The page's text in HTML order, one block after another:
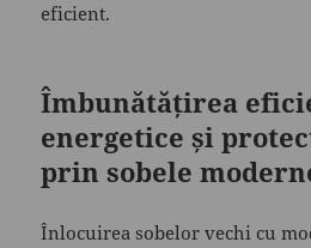
eficient.
Îmbunătățirea
energetice și
prin sobele
Înlocuirea sobelor vechi cu